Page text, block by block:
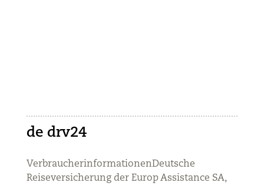
de drv24
VerbraucherinformationenDeutsche
Reiseversicherung der Europ Assistance SA,